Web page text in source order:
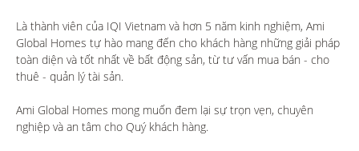
Là thành viên của IQI Vietnam và hơn 5 năm kinh nghiệm, Ami
Global Homes tự hào mang đến cho khách hàng những giải pháp
toàn diện và tốt nhất về bất động sản, từ tư vấn mua bán - cho
thuê - quản lý tài sản.
Ami Global Homes mong muốn đem lại sự trọn vẹn, chuyên
nghiệp và an tâm cho Quý khách hàng.